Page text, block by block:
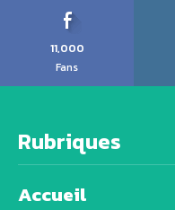
11,000
Fans
Rubriques
Accueil